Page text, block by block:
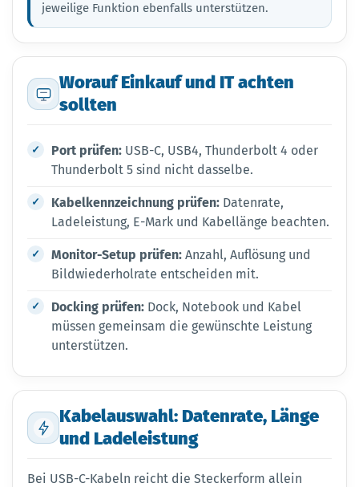
jeweilige Funktion ebenfalls unterstützen.
Worauf Einkauf und IT achten
sollten
Port prüfen: USB-C, USB4, Thunderbolt 4 oder
Thunderbolt 5 sind nicht dasselbe.
Kabelkennzeichnung prüfen: Datenrate,
Ladeleistung, E-Mark und Kabellänge beachten.
Monitor-Setup prüfen: Anzahl, Auflösung und
Bildwiederholrate entscheiden mit.
Docking prüfen: Dock, Notebook und Kabel
müssen gemeinsam die gewünschte Leistung
unterstützen.
Kabelauswahl: Datenrate, Länge
und Ladeleistung
Bei USB-C-Kabeln reicht die Steckerform allein